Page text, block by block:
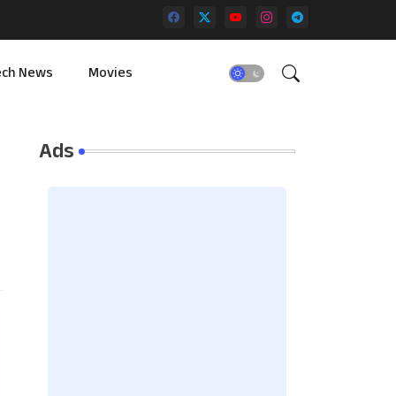
News Movies
Ads